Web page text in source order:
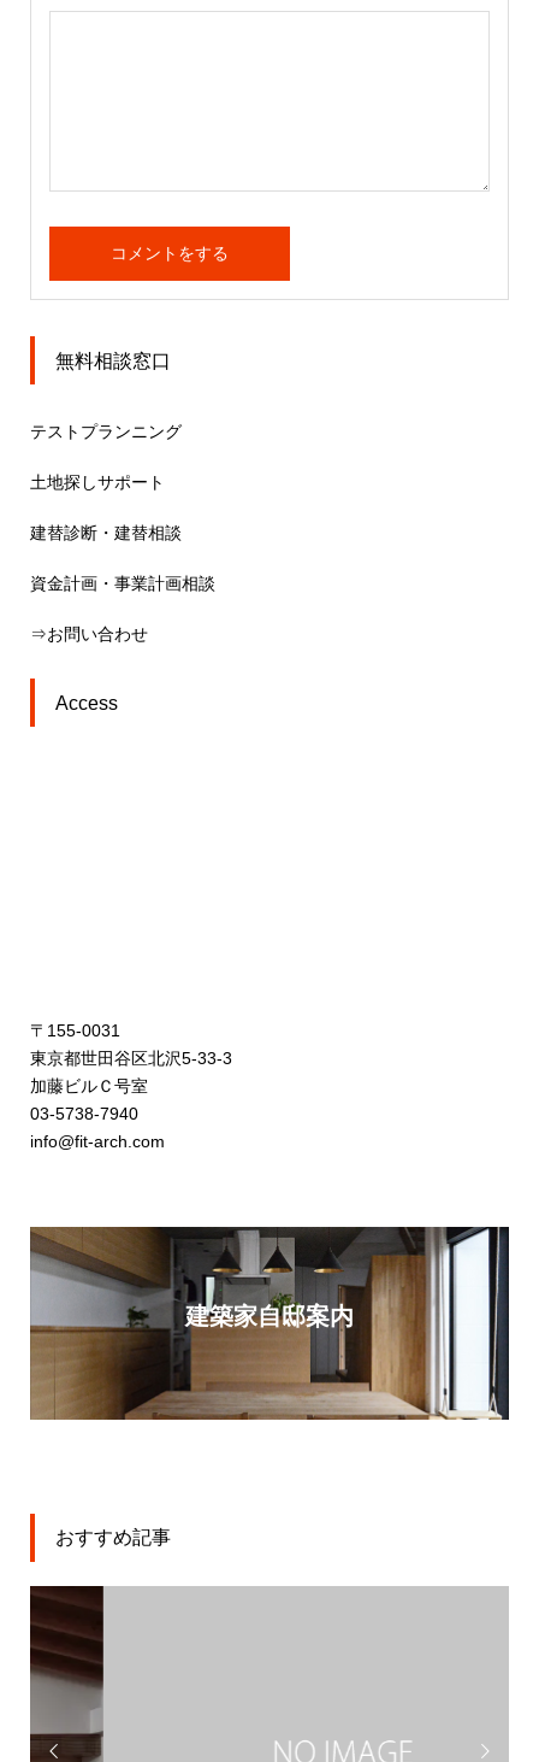
無料相談窓口
テストプランニング
土地探しサポート
建替診断・建替相談
資金計画・事業計画相談
⇒お問い合わせ
Access
〒155-0031
東京都世田谷区北沢5-33-3
加藤ビルＣ号室
03-5738-7940
info@fit-arch.com
建築家自邸案内
おすすめ記事
 